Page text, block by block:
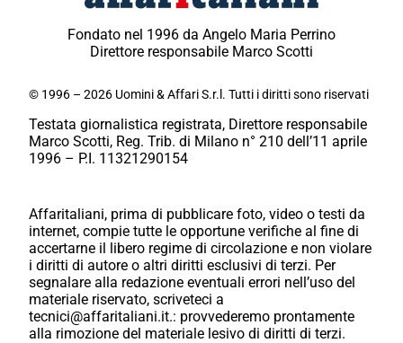
Fondato nel 1996 da Angelo Maria Perrino
Direttore responsabile Marco Scotti
© 1996 – 2026 Uomini & Affari S.r.l. Tutti i diritti sono riservati
Testata giornalistica registrata, Direttore responsabile
Marco Scotti, Reg. Trib. di Milano n° 210 dell’11 aprile
1996 – P.I. 11321290154
Affaritaliani, prima di pubblicare foto, video o testi da
internet, compie tutte le opportune verifiche al fine di
accertarne il libero regime di circolazione e non violare
i diritti di autore o altri diritti esclusivi di terzi. Per
segnalare alla redazione eventuali errori nell’uso del
materiale riservato, scriveteci a
tecnici@affaritaliani.it.: provvederemo prontamente
alla rimozione del materiale lesivo di diritti di terzi.